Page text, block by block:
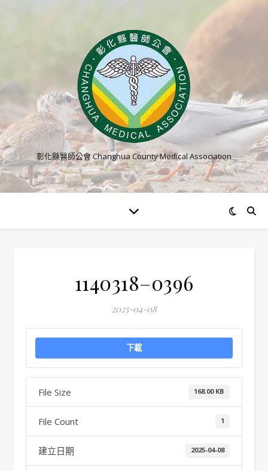
彰化縣醫師公會 Changhua County Medical Association
1140318–0396
2025-04-08
下載
File Size 168.00 KB
File Count 1
建立日期 2025-04-08